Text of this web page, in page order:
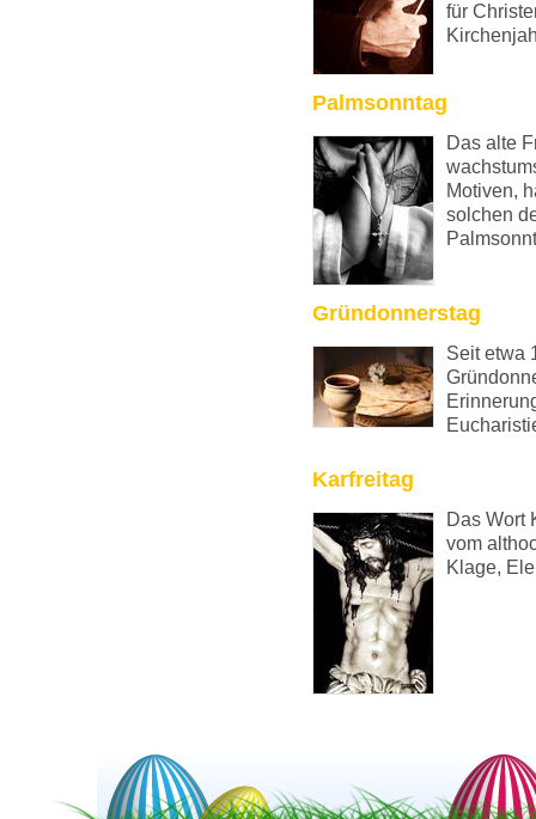
für
Palmsonntag
Das alte
Motiven,
solchen
Gründonnerstag
Seit etwa
Karfreitag
Das Wort
vom
Klage,